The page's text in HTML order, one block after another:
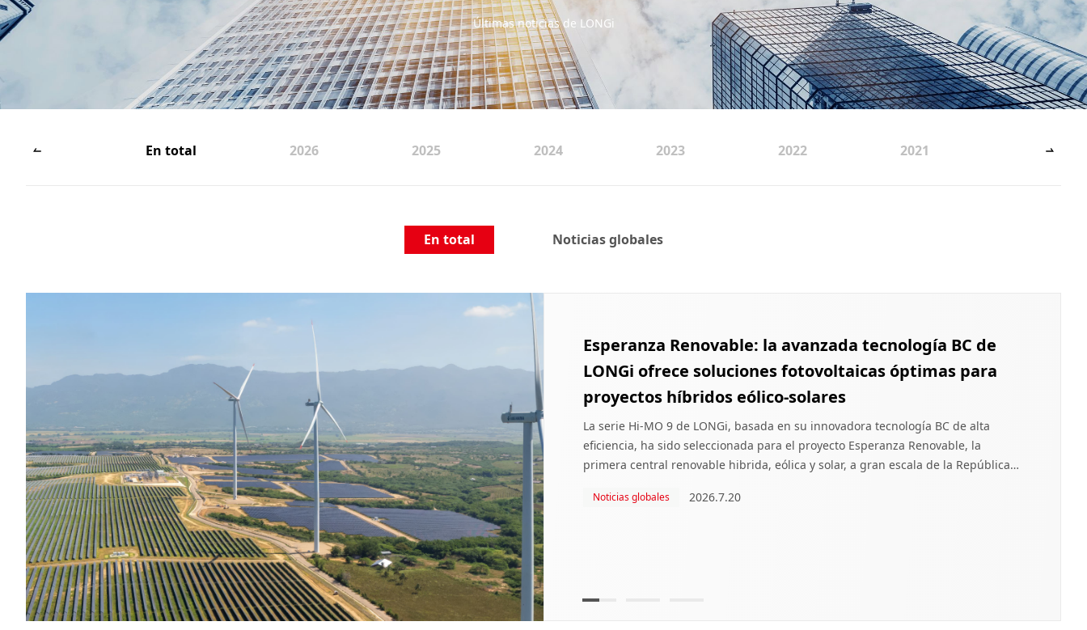
Últimas noticias de LONGi
En total 2026 2025 2024 2023 2022 2021
En total Noticias globales
Esperanza Renovable: la avanzada tecnología BC de
LONGi ofrece soluciones fotovoltaicas óptimas para
proyectos híbridos eólico-solares
La serie Hi-MO 9 de LONGi, basada en su innovadora tecnología BC de alta
eficiencia, ha sido seleccionada para el proyecto Esperanza Renovable, la
primera central renovable hibrida, eólica y solar, a gran escala de la República
Noticias globales 2026.7.20